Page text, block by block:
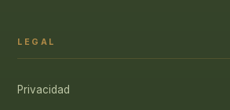
LEGAL
Privacidad